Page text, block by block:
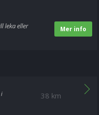
Mer info
leka eller
38 km
i